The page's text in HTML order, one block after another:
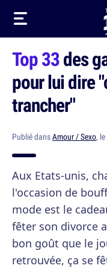
Top 33des
pour lui dire
trancher"
Publié dansAmour / Sexo,
Aux Etats-unis,
l'occasion de
mode est le
fêter son divorce
bon goût que le
retrouvée, ça se